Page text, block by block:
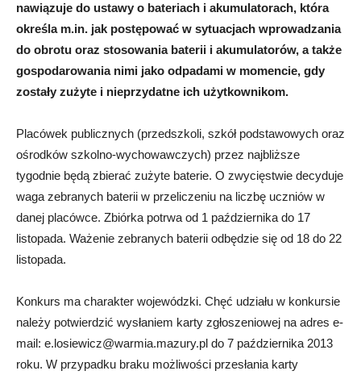
nawiązuje do ustawy o bateriach i akumulatorach, która
określa m.in. jak postępować w sytuacjach wprowadzania
do obrotu oraz stosowania baterii i akumulatorów, a także
gospodarowania nimi jako odpadami w momencie, gdy
zostały zużyte i nieprzydatne ich użytkownikom.
Placówek publicznych (przedszkoli, szkół podstawowych oraz
ośrodków szkolno-wychowawczych) przez najbliższe
tygodnie będą zbierać zużyte baterie. O zwycięstwie decyduje
waga zebranych baterii w przeliczeniu na liczbę uczniów w
danej placówce. Zbiórka potrwa od 1 października do 17
listopada. Ważenie zebranych baterii odbędzie się od 18 do 22
listopada.
Konkurs ma charakter wojewódzki. Chęć udziału w konkursie
należy potwierdzić wysłaniem karty zgłoszeniowej na adres e-
mail: e.losiewicz@warmia.mazury.pl do 7 października 2013
roku. W przypadku braku możliwości przesłania karty